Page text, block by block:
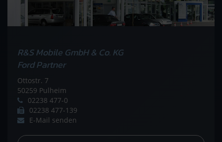
R&S Mobile GmbH & Co. KG
Ford Partner
Ottostr. 7
50259 Pulheim
02238 477-0
02238 477-139
E-Mail senden